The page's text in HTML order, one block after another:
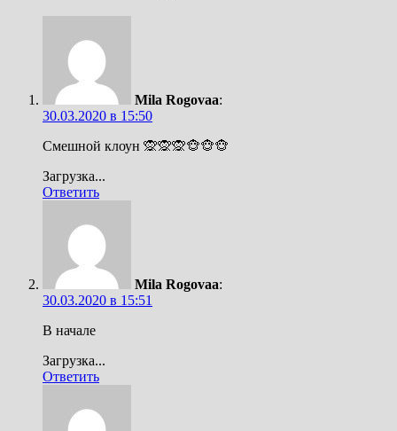
Mila Rogovaa:
30.03.2020 в 15:50
Смешной клоун 🙊🙊🙊🐵🐵🐵
Загрузка...
Ответить
Mila Rogovaa:
30.03.2020 в 15:51
В начале
Загрузка...
Ответить